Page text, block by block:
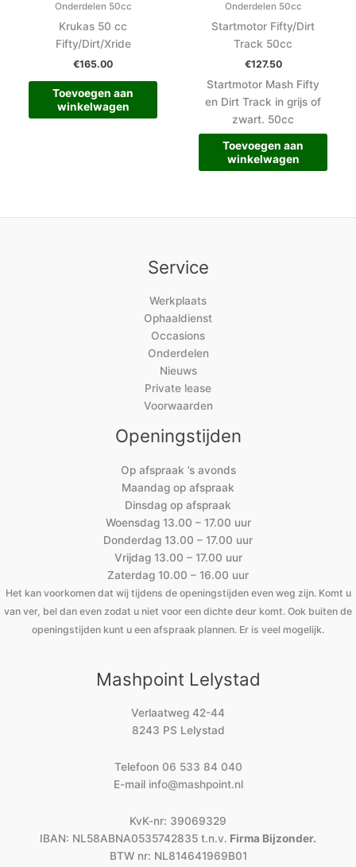
Onderdelen 50cc
Krukas 50 cc
Fifty/Dirt/Xride
€165.00
Toevoegen aan
winkelwagen
Onderdelen 50cc
Startmotor Fifty/Dirt
Track 50cc
€127.50
Startmotor Mash Fifty
en Dirt Track in grijs of
zwart. 50cc
Toevoegen aan
winkelwagen
Service
Werkplaats
Ophaaldienst
Occasions
Onderdelen
Nieuws
Private lease
Voorwaarden
Openingstijden
Op afspraak ’s avonds
Maandag op afspraak
Dinsdag op afspraak
Woensdag 13.00 – 17.00 uur
Donderdag 13.00 – 17.00 uur
Vrijdag 13.00 – 17.00 uur
Zaterdag 10.00 – 16.00 uur
Het kan voorkomen dat wij tijdens de openingstijden even weg zijn. Komt u
van ver, bel dan even zodat u niet voor een dichte deur komt. Ook buiten de
openingstijden kunt u een afspraak plannen. Er is veel mogelijk.
Mashpoint Lelystad
Verlaatweg 42-44
8243 PS Lelystad
Telefoon 06 533 84 040
E-mail info@mashpoint.nl
KvK-nr: 39069329
IBAN: NL58ABNA0535742835 t.n.v. Firma Bijzonder.
BTW nr: NL814641969B01